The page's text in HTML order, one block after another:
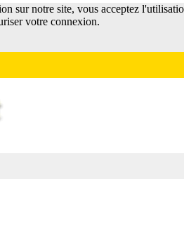
sur notre site, vous acceptez
votre connexion.